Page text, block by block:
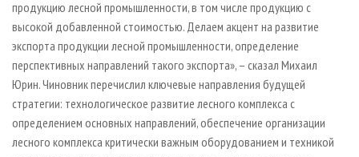
продукцию лесной промышленности, в том числе продукцию с
высокой добавленной стоимостью. Делаем акцент на развитие
экспорта продукции лесной промышленности, определение
перспективных направлений такого экспорта», – сказал Михаил
Юрин. Чиновник перечислил ключевые направления будущей
стратегии: технологическое развитие лесного комплекса с
определением основных направлений, обеспечение организации
лесного комплекса критически важным оборудованием и техникой